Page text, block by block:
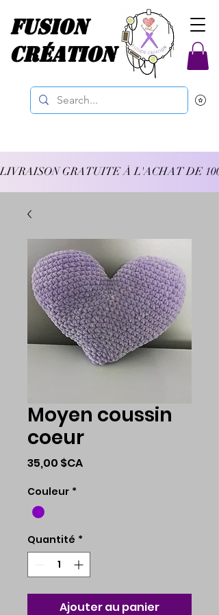
Fusion
Création
LIVRAISON GRATUITE À L'ACHAT DE
Moyen coussin
coeur
35,00 $CAPrix
Couleur *
Quantité *
Ajouter au panier